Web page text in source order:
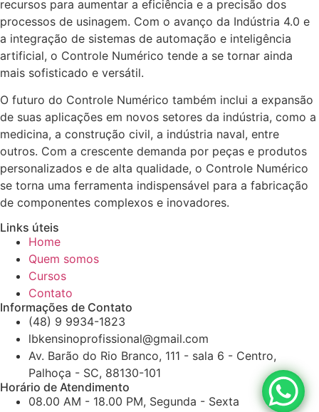
recursos para aumentar a eficiência e a precisão dos
processos de usinagem. Com o avanço da Indústria 4.0 e
a integração de sistemas de automação e inteligência
artificial, o Controle Numérico tende a se tornar ainda
mais sofisticado e versátil.
O futuro do Controle Numérico também inclui a expansão
de suas aplicações em novos setores da indústria, como a
medicina, a construção civil, a indústria naval, entre
outros. Com a crescente demanda por peças e produtos
personalizados e de alta qualidade, o Controle Numérico
se torna uma ferramenta indispensável para a fabricação
de componentes complexos e inovadores.
Links úteis
Home
Quem somos
Cursos
Contato
Informações de Contato
(48) 9 9934-1823
lbkensinoprofissional@gmail.com
Av. Barão do Rio Branco, 111 - sala 6 - Centro,
Palhoça - SC, 88130-101
Horário de Atendimento
08.00 AM - 18.00 PM, Segunda - Sexta